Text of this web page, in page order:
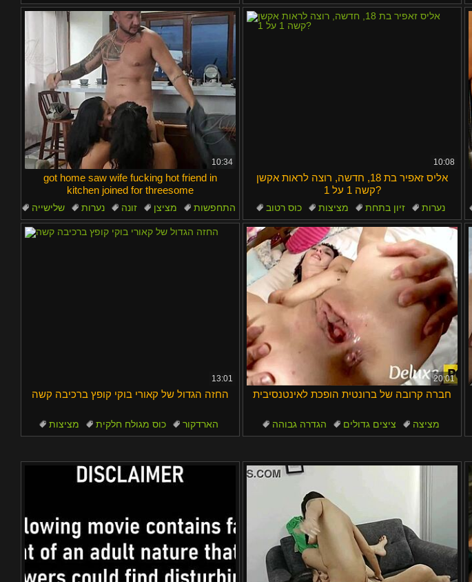
מציצה
זין מפלצתי
חדירה כפולה
10:34
got home saw wife fucking hot friend in
kitchen joined for threesome
שלישייה נערות זונה מציצן התחפשות
10:08
אליס זאפיר בת 18, חדשה, רוצה לראות אקשן
קשה 1 על 1?
כוס רטוב מציצות זיון בתחת
נערות
סקס
13:01
החזה הגדול של קאורי בוקי קופץ ברכיבה קשה
מציצות כוס מגולח חלקית
הארדקור
עבודת יד
מזרחי
20:01
חברה קרובה של ברונטית הופכת לאינטנסיבית
הגדרה גבוהה ציצים גדולים
מציצה
ציצים קטנים
סקס